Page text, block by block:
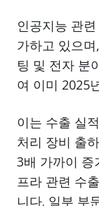
인공지능 관
가하고 있으
팅 및 전자 분
여 이미 2025
이는 수출 실
처리 장비 출
3배 가까이 증
프라 관련 수
니다. 일부 부